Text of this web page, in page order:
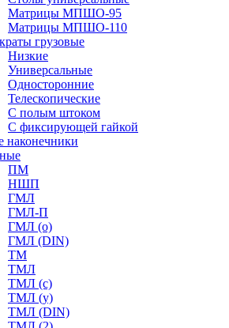
Матрицы МПШО-95
Матрицы МПШО-110
грузовые
Низкие
Универсальные
Односторонние
Телескопические
С полым штоком
С фиксирующей гайкой
наконечники
ПМ
НШП
ГМЛ
ГМЛ-П
ГМЛ (о)
ГМЛ (DIN)
ТМ
ТМЛ
ТМЛ (с)
ТМЛ (у)
ТМЛ (DIN)